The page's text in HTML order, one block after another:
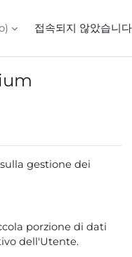
접속되지 않았습니
gestione dei
porzione di dati
dell'Utente.